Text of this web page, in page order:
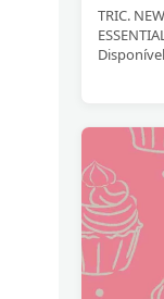
TRIC.